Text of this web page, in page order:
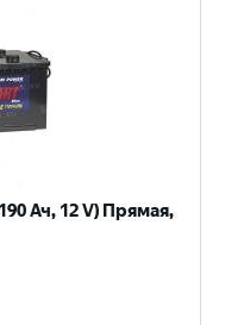
Ач, 12 V) Прямая,